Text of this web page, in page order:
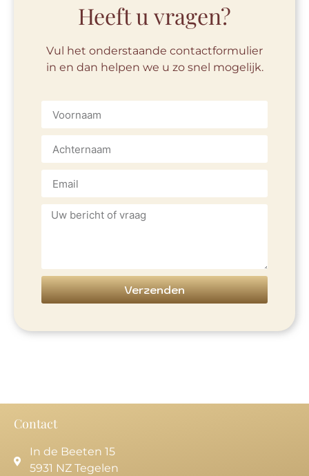
Heeft u vragen?
Vul het onderstaande contactformulier
in en dan helpen we u zo snel mogelijk.
Verzenden
Contact
In de Beeten 15
5931 NZ Tegelen